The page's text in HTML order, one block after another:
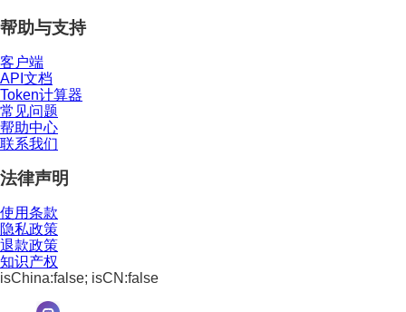
帮助与支持
客户端
API文档
Token计算器
常见问题
帮助中心
联系我们
法律声明
使用条款
隐私政策
退款政策
知识产权
isChina:false; isCN:false